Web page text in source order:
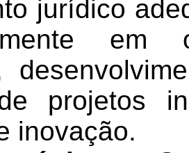
jurídico
em
projetos
inovação.